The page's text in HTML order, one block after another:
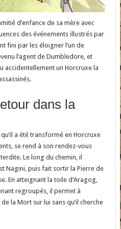
d’enfance de sa mère avec
des événements illustrés par
fini par les éloigner l’un de
l’agent de Dumbledore, et
accidentellement un Horcruxe la
dans la
a été transformé en Horcruxe
se rend à son rendez-vous
Le long du chemin, il
Nagini, puis fait sortir la Pierre de
En atteignant la toile d’Aragog,
regroupés, il permet à
la Mort sur lui sans qu’il cherche